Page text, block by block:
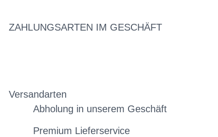
ZAHLUNGSARTEN IM GESCHÄFT
Versandarten
Abholung in unserem Geschäft
Premium Lieferservice